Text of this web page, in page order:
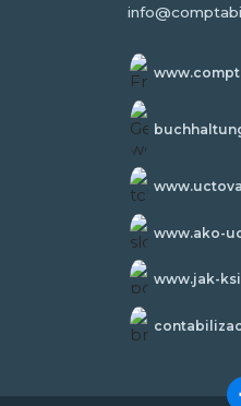
www.ako-
www.jak-